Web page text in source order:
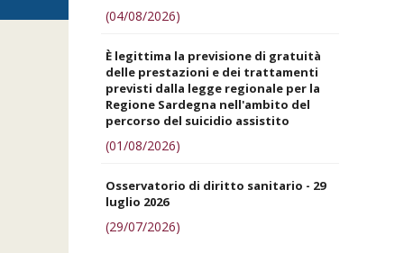
(04/08/2026)
È legittima la previsione di gratuità
delle prestazioni e dei trattamenti
previsti dalla legge regionale per la
Regione Sardegna nell'ambito del
percorso del suicidio assistito
(01/08/2026)
Osservatorio di diritto sanitario - 29
luglio 2026
(29/07/2026)